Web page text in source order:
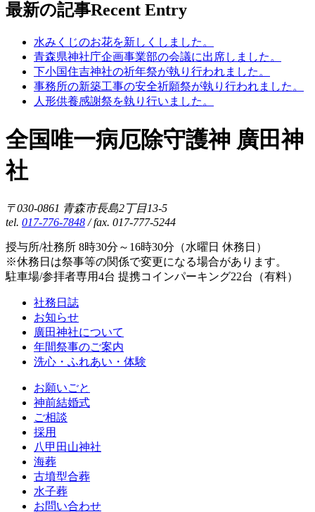
最新の記事Recent Entry
水みくじのお花を新しくしました。
青森県神社庁企画事業部の会議に出席しました。
下小国住吉神社の祈年祭が執り行われました。
事務所の新築工事の安全祈願祭が執り行われました。
人形供養感謝祭を執り行いました。
全国唯一病厄除守護神 廣田神
社
〒030-0861 青森市長島2丁目13-5
tel. 017-776-7848 / fax. 017-777-5244
授与所/社務所 8時30分～16時30分（水曜日 休務日）
※休務日は祭事等の関係で変更になる場合があります。
駐車場/参拝者専用4台 提携コインパーキング22台（有料）
社務日誌
お知らせ
廣田神社について
年間祭事のご案内
洗心・ふれあい・体験
お願いごと
神前結婚式
ご相談
採用
八甲田山神社
海葬
古墳型合葬
水子葬
お問い合わせ